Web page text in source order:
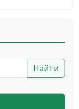
Найти